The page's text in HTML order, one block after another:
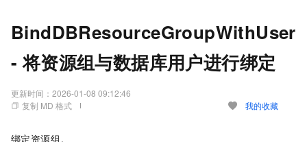
BindDBResourceGroupWithUser
- 将资源组与数据库用户进行绑定
更新时间： 2026-01-08 09:12:46
复制 MD 格式
我的收藏
绑定资源组。